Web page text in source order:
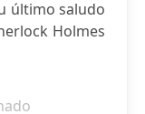
último saludo
Holmes